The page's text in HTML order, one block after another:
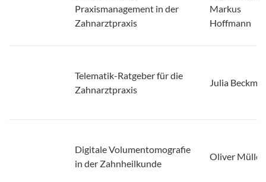
Praxismanagement in der
Zahnarztpraxis
Markus
Hoffmann
Telematik-Ratgeber für die
Zahnarztpraxis
Julia
Digitale Volumentomografie
in der Zahnheilkunde
Oliver Müller